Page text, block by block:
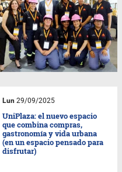
Lun 29/09/2025
UniPlaza: el nuevo espacio
que combina compras,
gastronomía y vida urbana
(en un espacio pensado para
disfrutar)